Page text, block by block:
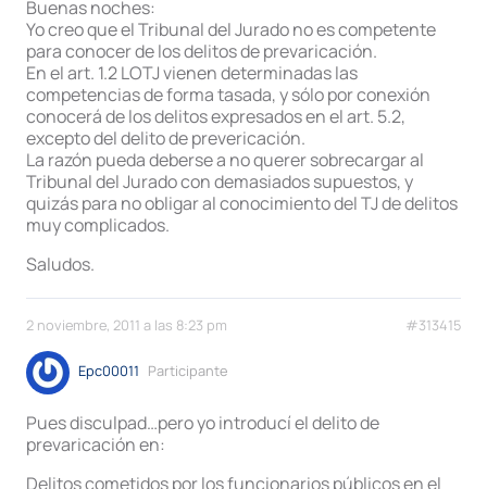
Buenas noches:
Yo creo que el Tribunal del Jurado no es competente
para conocer de los delitos de prevaricación.
En el art. 1.2 LOTJ vienen determinadas las
competencias de forma tasada, y sólo por conexión
conocerá de los delitos expresados en el art. 5.2,
excepto del delito de prevericación.
La razón pueda deberse a no querer sobrecargar al
Tribunal del Jurado con demasiados supuestos, y
quizás para no obligar al conocimiento del TJ de delitos
muy complicados.
Saludos.
2 noviembre, 2011 a las 8:23 pm #313415
Epc00011 Participante
Pues disculpad…pero yo introducí el delito de
prevaricación en:
Delitos cometidos por los funcionarios públicos en el